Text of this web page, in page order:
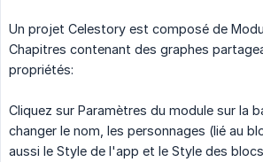
Un projet Celestory est composé de
Chapitres contenant des graphes
propriétés:
Cliquez sur Paramètres du module sur la
changer le nom, les personnages (lié au
aussi le Style de l'app et le Style des